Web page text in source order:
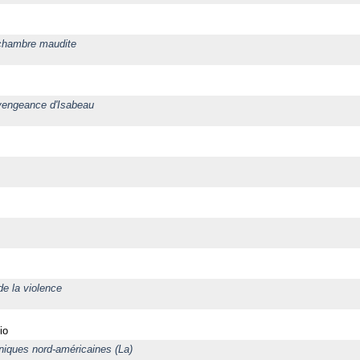
maudite
d'Isabeau
la violence
nord-américaines (La)